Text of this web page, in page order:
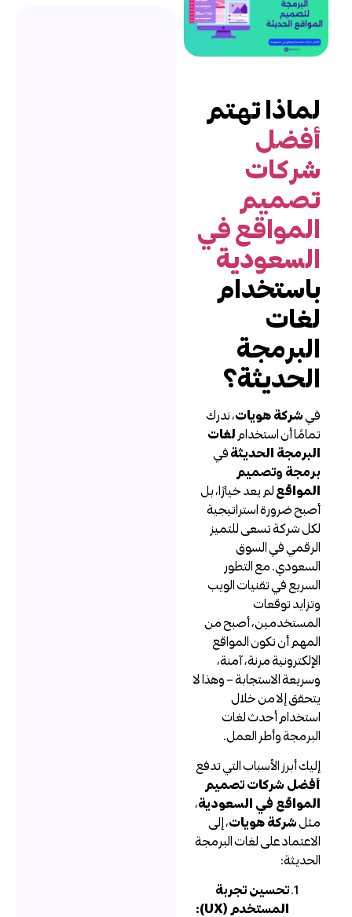
لماذا تهتم
أفضل
شركات
تصميم
المواقع في
السعودية
باستخدام
لغات
البرمجة
الحديثة؟
شركة هويات، ندرك
تمامًا أن استخداملغات
البرمجة الحديثةفي
برمجة وتصميم
المواقعلم يعد خيارًا، بل
أصبح ضرورة استراتيجية
لكل شركة تسعى للتميز
الرقمي في السوق
السعودي. مع التطور
السريع في تقنيات الويب
وتزايد توقعات
المستخدمين، أصبح من
المهم أن تكون المواقع
الإلكترونية مرنة، آمنة،
وسريعة الاستجابة – وهذا لا
يتحقق إلا من خلال
استخدام أحدث لغات
البرمجة وأطر العمل.
إليك أبرز الأسباب التي تدفع
أفضل شركات تصميم
المواقع في السعودية،
شركة هويات، إلى
الاعتماد على لغات البرمجة
الحديثة:
تحسين تجربة
المستخدم (UX):